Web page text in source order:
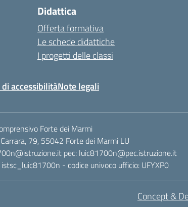
Didattica
Offerta formativa
Le schede didattiche
I progetti delle classi
accessibilitàNote legali
Forte dei Marmi
79, 55042 Forte dei Marmi LU
pec: luic81700n@pec.istruzione.it
- codice univoco ufficio: UFYXP0
Concept &